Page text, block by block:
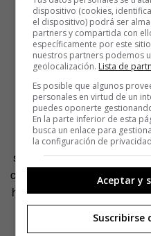
los martes desde sus
como: «¿Puede un
relación,«Mantequilla de
puedes coger tu Mahou,
cualquier cerveza (que
plurinacional) y disfrutar
Además,PubTheology
supuesto) a las personas
congregación de cristianos
herramientas que facilita
que se pueda colocar
relacionados con el
dispositivo (cookies,
el dispositivo) podrá ser
partners y compartida con
específicamente por este
nuestros partners podemos
geolocalización. Lista de
Es posible que algunos
personales en virtud de un
puedes oponerte
En la parte inferior de esta
busca un enlace para
la configuración de
Aceptar y
Suscribirse